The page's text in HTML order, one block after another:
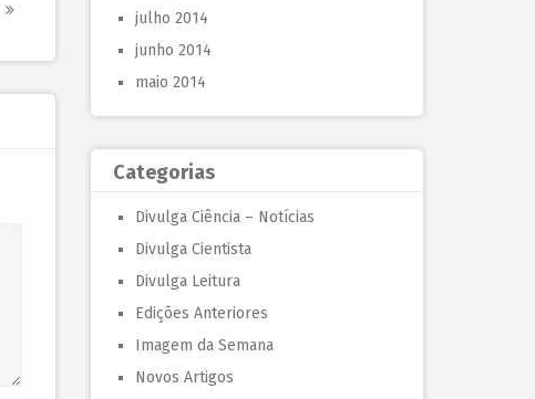
julho 2014
junho 2014
maio 2014
Categorias
Divulga Ciência – Notícias
Divulga Cientista
Divulga Leitura
Edições Anteriores
Imagem da Semana
Novos Artigos